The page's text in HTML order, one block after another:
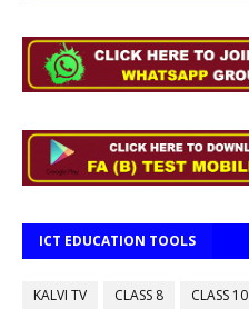
ICT EDUCATION TOOLS
KALVI TV CLASS 8 CLASS 10